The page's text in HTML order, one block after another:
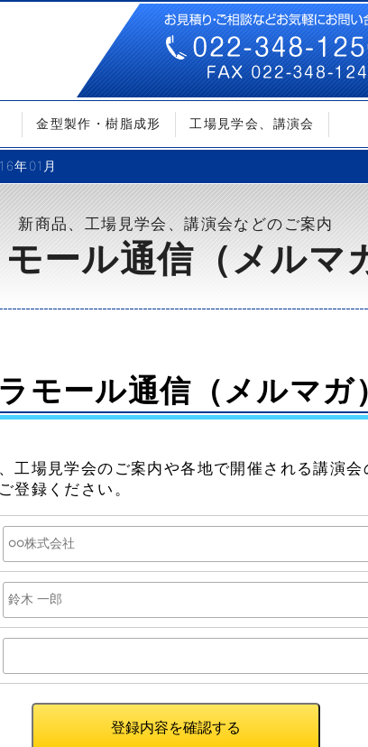
金型製作・樹脂成形 工場見学会、講演会
年01月
新商品、工場見学会、講演会などのご案内
ール通信（メルマ
モール通信（メルマガ
工場見学会のご案内や各地で開催される講演会
登録ください。